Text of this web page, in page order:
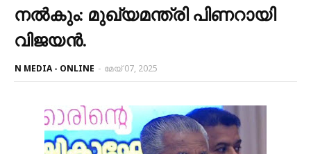
നൽകും: മുഖ്യമന്ത്രി പിണറായി
വിജയൻ.
N MEDIA - ONLINE - മേയ് 07, 2025